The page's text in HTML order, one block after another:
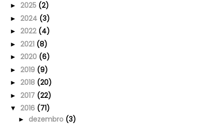
► 2025 (2)
► 2024 (3)
► 2022 (4)
► 2021 (8)
► 2020 (6)
► 2019 (9)
► 2018 (20)
► 2017 (22)
▼ 2016 (71)
► dezembro (3)